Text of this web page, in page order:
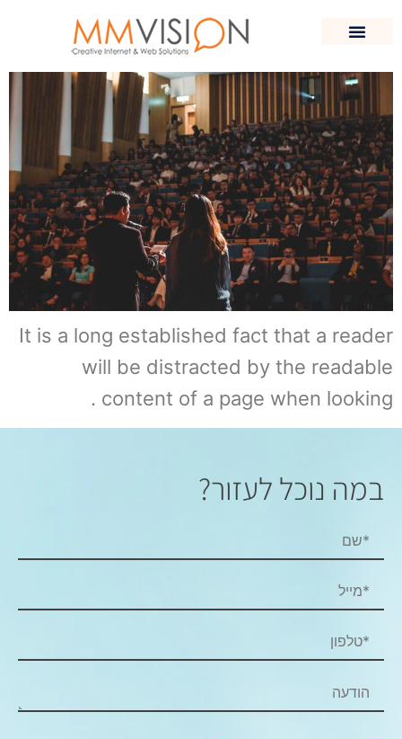
Awards Ceremony Day
It is a long established fact that a reader
will be distracted by the readable
content of a page when looking .
במה נוכל לעזור?